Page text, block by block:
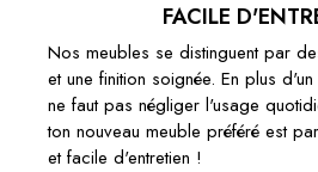
FACILE
Nos meubles se distinguent par
et une finition soignée. En plus
ne faut pas négliger l'usage
ton nouveau meuble préféré est
et facile d'entretien !